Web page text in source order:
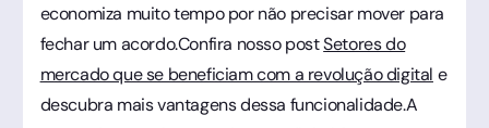
economiza muito tempo por não precisar mover para
fechar um acordo.Confira nosso postSetores do
mercado que se beneficiam com a revolução digital e
descubra mais vantagens dessa funcionalidade.A